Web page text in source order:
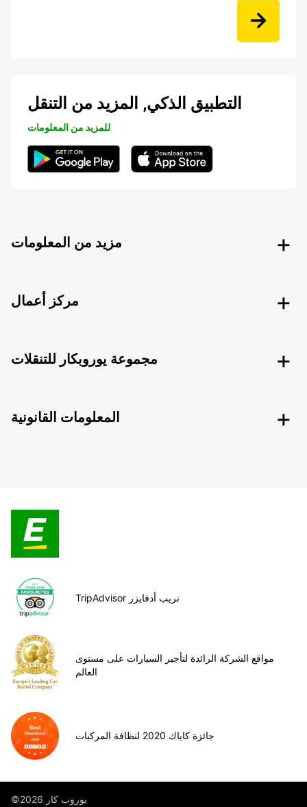
التطبيق الذكي, المزيد من التنقل
للمزيد من المعلومات
مزيد من المعلومات
مركز أعمال
مجموعة يوروبكار للتنقلات
المعلومات القانونية
TripAdvisor تريب أدفايزر
مواقع الشركة الرائدة لتأجير السيارات على مستوى
العالم
جائزة كاياك 2020 لنظافة المركبات
©يوروب كار 2026